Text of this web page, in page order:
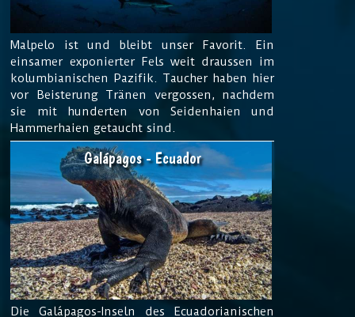
Malpelo ist und bleibt unser Favorit. Ein
einsamer exponierter Fels weit draussen im
kolumbianischen Pazifik. Taucher haben hier
vor Beisterung Tränen vergossen, nachdem
sie mit hunderten von Seidenhaien und
Hammerhaien getaucht sind.
Galápagos - Ecuador
Die Galápagos-Inseln des Ecuadorianischen